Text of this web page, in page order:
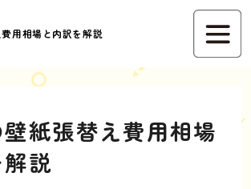
用相場と内訳を解説
紙張替え費用相場
説